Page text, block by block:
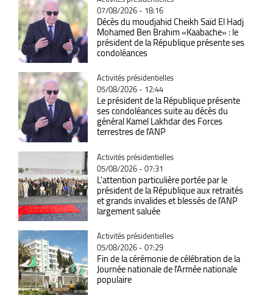
07/08/2026 - 18:16
Décès du moudjahid Cheikh Saïd El Hadj
Mohamed Ben Brahim «Kaabache» : le
président de la République présente ses
condoléances
Catégorie
Activités présidentielles
05/08/2026 - 12:44
Le président de la République présente
ses condoléances suite au décès du
général Kamel Lakhdar des Forces
terrestres de l'ANP
Catégorie
Activités présidentielles
05/08/2026 - 07:31
L'attention particulière portée par le
président de la République aux retraités
et grands invalides et blessés de l'ANP
largement saluée
Catégorie
Activités présidentielles
05/08/2026 - 07:29
Fin de la cérémonie de célébration de la
Journée nationale de l'Armée nationale
populaire